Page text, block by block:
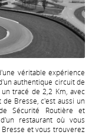
véritable expérience
authentique circuit de
tracé de 2,2 Km, avec
Bresse, c'est aussi un
Sécurité Routière et
restaurant où vous
et vous trouverez